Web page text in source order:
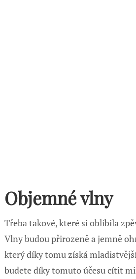
Objemné vlny
Třeba takové, které si oblíbila
Vlny budou přirozeně a jemně
který díky tomu získá
budete díky tomuto účesu cítit